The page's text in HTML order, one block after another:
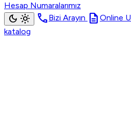
Hesap Numaralarımız
dark_mode light_mode callBizi Arayın description Online
katalog